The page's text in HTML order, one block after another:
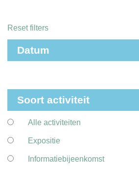
Reset filters
Datum
Soort activiteit
Alle activiteiten
Expositie
Informatiebijeenkomst